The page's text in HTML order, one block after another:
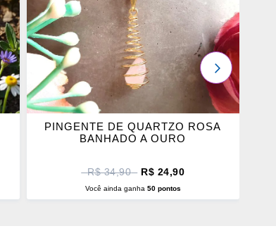
FAVORITOS
PINGENTE DE QUARTZO ROSA
BANHADO A OURO
De
R$ 34,90
Em
Promoção
R$ 24,90
Você ainda ganha 50 pontos
PRÓXIMO